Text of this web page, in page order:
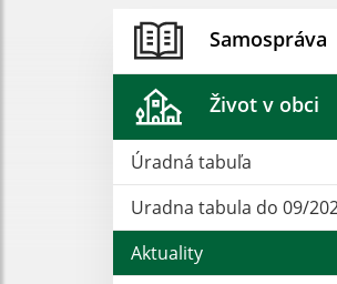
Samospráva
Život v obci
Úradná tabuľa
Uradna tabula do 09/
Aktuality